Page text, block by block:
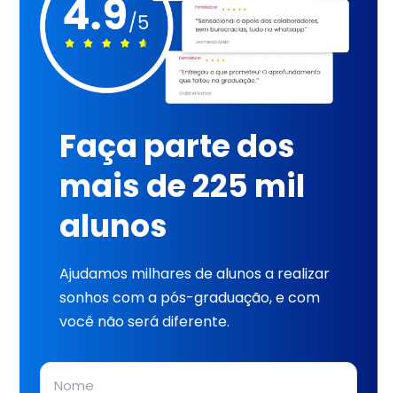
Faça parte dos
mais de 225 mil
alunos
Ajudamos milhares de alunos a realizar
sonhos com a pós-graduação, e com
você não será diferente.